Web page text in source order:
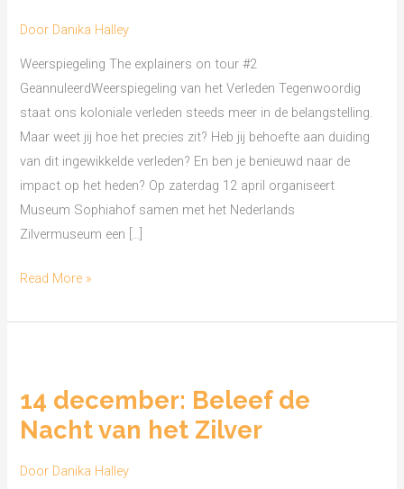
Door Danika Halley
Weerspiegeling The explainers on tour #2
GeannuleerdWeerspiegeling van het Verleden Tegenwoordig
staat ons koloniale verleden steeds meer in de belangstelling.
Maar weet jij hoe het precies zit? Heb jij behoefte aan duiding
van dit ingewikkelde verleden? En ben je benieuwd naar de
impact op het heden? Op zaterdag 12 april organiseert
Museum Sophiahof samen met het Nederlands
Zilvermuseum een […]
Tour
–
Zilvermuseum
Read More »
14 december: Beleef de
Nacht van het Zilver
Door Danika Halley
Beleef
de
van